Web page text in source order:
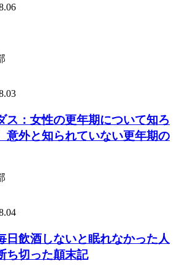
ス：女性の更年期について知ろ
意外と知られていない更年期の
日飲酒しないと眠れなかった人
ち切った顛末記